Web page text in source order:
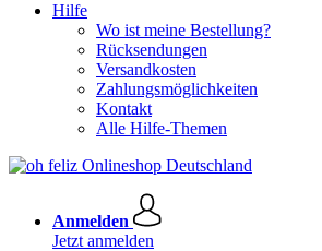
Hilfe
Wo ist meine Bestellung?
Rücksendungen
Versandkosten
Zahlungsmöglichkeiten
Kontakt
Alle Hilfe-Themen
Anmelden
Jetzt anmelden